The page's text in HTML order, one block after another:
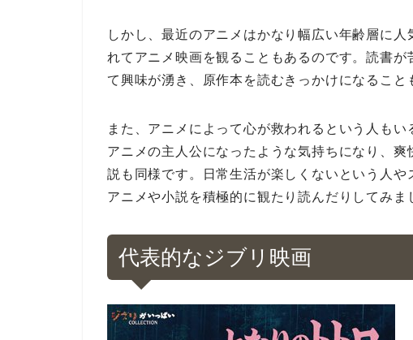
しかし、最近のアニメはかなり幅広い年齢層に
れてアニメ映画を観ることもあるのです。読書
て興味が湧き、原作本を読むきっかけになること
また、アニメによって心が救われるという人も
アニメの主人公になったような気持ちになり、
説も同様です。日常生活が楽しくないという人
アニメや小説を積極的に観たり読んだりしてみま
代表的なジブリ映画